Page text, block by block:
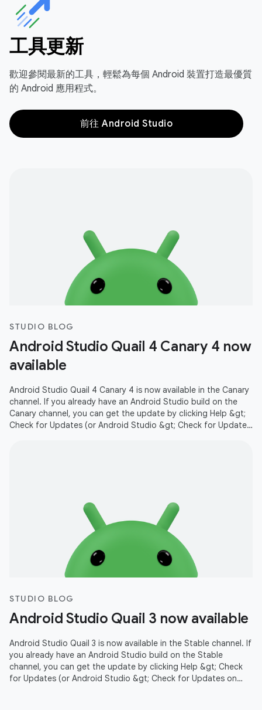
工具更新
歡迎參閱最新的工具，輕鬆為每個 Android 裝置打造最優質
的 Android 應用程式。
前往 Android Studio
STUDIO BLOG
Android Studio Quail 4 Canary 4 now
available
Android Studio Quail 4 Canary 4 is now available in the Canary
channel. If you already have an Android Studio build on the
Canary channel, you can get the update by clicking Help &gt;
Check for Updates (or Android Studio &gt; Check for Updates
STUDIO BLOG
Android Studio Quail 3 now available
Android Studio Quail 3 is now available in the Stable channel. If
you already have an Android Studio build on the Stable
channel, you can get the update by clicking Help &gt; Check
for Updates (or Android Studio &gt; Check for Updates on